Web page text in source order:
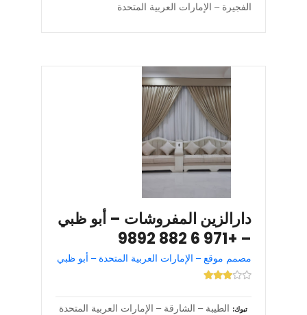
الفجيرة – الإمارات العربية المتحدة
دارالزين المفروشات – أبو ظبي
– +971 6 882 9892
مصمم موقع – الإمارات العربية المتحدة – أبو ظبي
تبوك
الطيبة – الشارقة – الإمارات العربية المتحدة